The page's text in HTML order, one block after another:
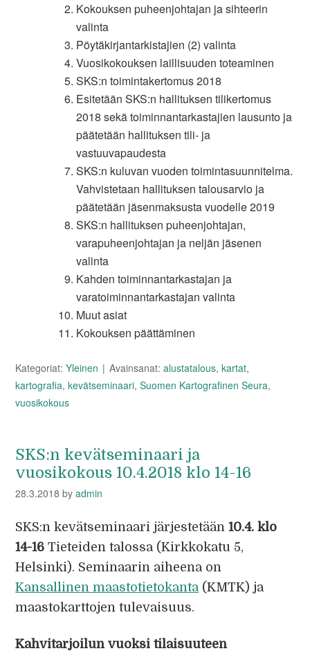
Kokouksen puheenjohtajan ja sihteerin
valinta
Pöytäkirjantarkistajien (2) valinta
Vuosikokouksen laillisuuden toteaminen
SKS:n toimintakertomus 2018
Esitetään SKS:n hallituksen tilikertomus
2018 sekä toiminnantarkastajien lausunto ja
päätetään hallituksen tili- ja
vastuuvapaudesta
SKS:n kuluvan vuoden toimintasuunnitelma.
Vahvistetaan hallituksen talousarvio ja
päätetään jäsenmaksusta vuodelle 2019
SKS:n hallituksen puheenjohtajan,
varapuheenjohtajan ja neljän jäsenen
valinta
Kahden toiminnantarkastajan ja
varatoiminnantarkastajan valinta
Muut asiat
Kokouksen päättäminen
Kategoriat:Yleinen Avainsanat:alustatalous,kartat,
kartografia,kevätseminaari,Suomen Kartografinen Seura,
vuosikokous
SKS:n kevätseminaari ja
vuosikokous 10.4.2018 klo 14-16
28.3.2018 byadmin
SKS:n kevätseminaari järjestetään10.4. klo
14-16 Tieteiden talossa (Kirkkokatu 5,
Helsinki). Seminaarin aiheena on
Kansallinen maastotietokanta(KMTK) ja
maastokarttojen tulevaisuus.
Kahvitarjoilun vuoksi tilaisuuteen